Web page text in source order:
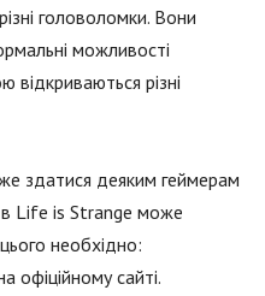
головоломки. Вони
можливості
відкриваються різні
здатися деяким геймерам
Life is Strange може
необхідно:
офіційному сайті.